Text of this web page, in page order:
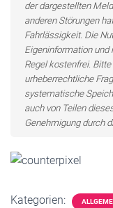
der dargestellten
anderen Störungen
Fahrlässigkeit. Die
Eigeninformation und
Regel kostenfrei.
urheberrechtliche
systematische
auch von Teilen
Genehmigung durch
Kategorien: